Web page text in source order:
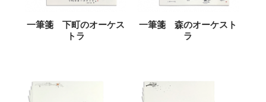
一筆箋 下町のオーケス
トラ
一筆箋 森のオーケスト
ラ